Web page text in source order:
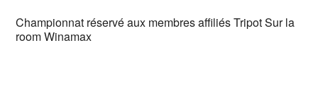
Championnat réservé aux membres affiliés Tripot Sur la
room Winamax